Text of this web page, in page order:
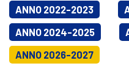
ANNO 2022-2023
ANNO 2024-2025
ANNO 2026-2027